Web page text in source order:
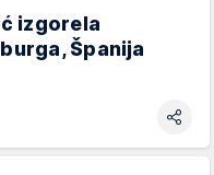
izgorela
Španija